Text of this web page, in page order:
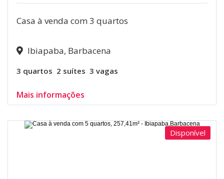
Casa à venda com 3 quartos
Ibiapaba, Barbacena
3 quartos 2 suítes 3 vagas
Mais informações
Disponível